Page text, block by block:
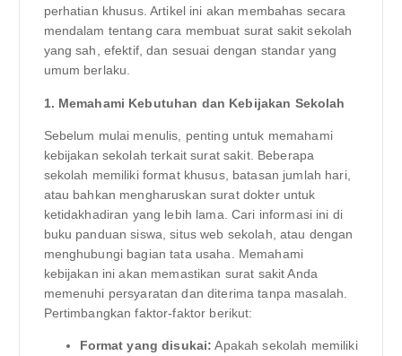
perhatian khusus. Artikel ini akan membahas secara
mendalam tentang cara membuat surat sakit sekolah
yang sah, efektif, dan sesuai dengan standar yang
umum berlaku.
1. Memahami Kebutuhan dan Kebijakan Sekolah
Sebelum mulai menulis, penting untuk memahami
kebijakan sekolah terkait surat sakit. Beberapa
sekolah memiliki format khusus, batasan jumlah hari,
atau bahkan mengharuskan surat dokter untuk
ketidakhadiran yang lebih lama. Cari informasi ini di
buku panduan siswa, situs web sekolah, atau dengan
menghubungi bagian tata usaha. Memahami
kebijakan ini akan memastikan surat sakit Anda
memenuhi persyaratan dan diterima tanpa masalah.
Pertimbangkan faktor-faktor berikut:
Format yang disukai: Apakah sekolah memiliki